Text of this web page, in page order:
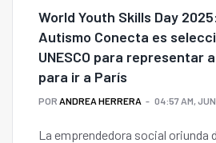
World Youth Skills Day
Autismo Conecta es
UNESCO para representar
para ir a París
POR ANDREA HERRERA 04:57 AM, JUN
La emprendedora social oriunda